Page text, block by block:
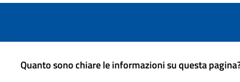
Quanto sono chiare le informazioni su questa